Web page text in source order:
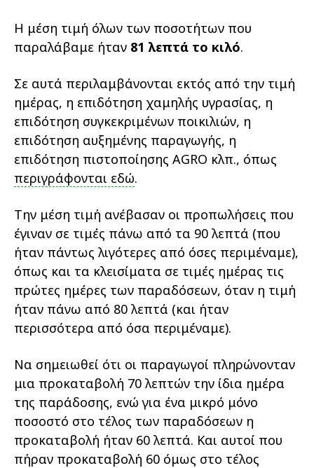
Η μέση τιμή όλων των ποσοτήτων που
παραλάβαμε ήταν 81 λεπτά το κιλό.
Σε αυτά περιλαμβάνονται εκτός από την τιμή
ημέρας, η επιδότηση χαμηλής υγρασίας, η
επιδότηση συγκεκριμένων ποικιλιών, η
επιδότηση αυξημένης παραγωγής, η
επιδότηση πιστοποίησης AGRO κλπ., όπως
περιγράφονται εδώ.
Την μέση τιμή ανέβασαν οι προπωλήσεις που
έγιναν σε τιμές πάνω από τα 90 λεπτά (που
ήταν πάντως λιγότερες από όσες περιμέναμε),
όπως και τα κλεισίματα σε τιμές ημέρας τις
πρώτες ημέρες των παραδόσεων, όταν η τιμή
ήταν πάνω από 80 λεπτά (και ήταν
περισσότερα από όσα περιμέναμε).
Να σημειωθεί ότι οι παραγωγοί πληρώνονταν
μια προκαταβολή 70 λεπτών την ίδια ημέρα
της παράδοσης, ενώ για ένα μικρό μόνο
ποσοστό στο τέλος των παραδόσεων η
προκαταβολή ήταν 60 λεπτά. Και αυτοί που
πήραν προκαταβολή 60 όμως στο τέλος